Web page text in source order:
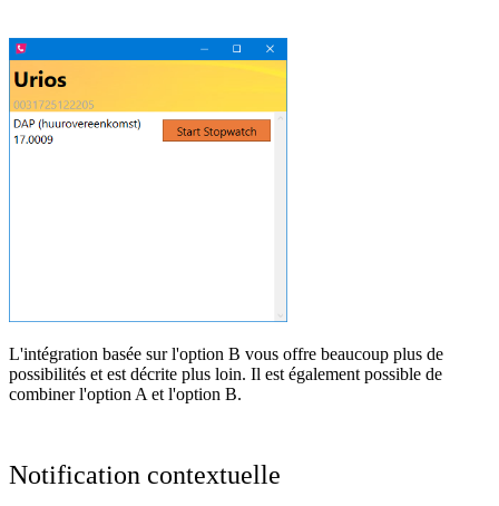
L'intégration basée sur l'option B vous offre beaucoup plus de
possibilités et est décrite plus loin. Il est également possible de
combiner l'option A et l'option B.
Notification contextuelle